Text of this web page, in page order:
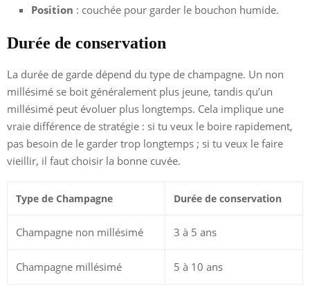
Position : couchée pour garder le bouchon humide.
Durée de conservation
La durée de garde dépend du type de champagne. Un non
millésimé se boit généralement plus jeune, tandis qu’un
millésimé peut évoluer plus longtemps. Cela implique une
vraie différence de stratégie : si tu veux le boire rapidement,
pas besoin de le garder trop longtemps ; si tu veux le faire
vieillir, il faut choisir la bonne cuvée.
Type de Champagne Durée de conservation
Champagne non millésimé 3 à 5 ans
Champagne millésimé 5 à 10 ans